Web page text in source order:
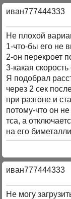
иван777444333
Не плохой
1-что-бы его не
2-он перекроет
3-какая
Я подобрал
через 2 сек
при разгоне и
потому-что он не
тса, а
на его
иван777444333
Не могу